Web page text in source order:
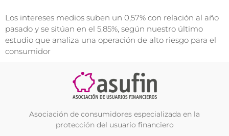
Los intereses medios suben un 0,57% con relación al año
pasado y se sitúan en el 5,85%, según nuestro último
estudio que analiza una operación de alto riesgo para el
consumidor
Asociación de consumidores especializada en la
protección del usuario financiero